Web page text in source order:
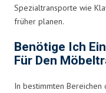
Spezialtransporte wie
früher planen.
Benötige Ich
Für Den
In bestimmten